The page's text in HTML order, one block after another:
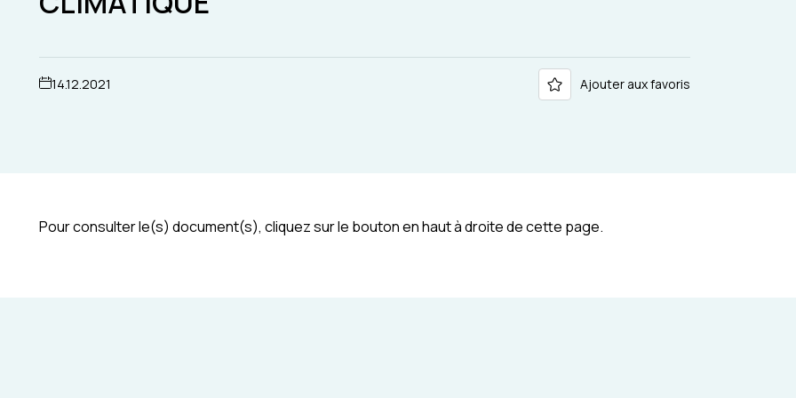
14.12.2021 Ajouter aux favoris
Pour consulter le(s) document(s), cliquez sur le bouton en haut à droite de cette page.